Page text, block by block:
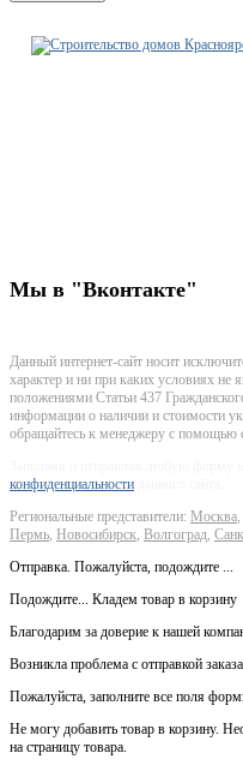
Мы в "Вконтакте"
Данный интернет-сайт носит
характер и ни при каких условиях не
положениями Статьи 437
информации о наличии и стоимости
обращайтесь к менеджеру с помощью
конфиденциальности
Региональные представители: Москва,
Пермь, Новосибирск, Волгоград,
Отправка. Пожалуйста, подождите ...
Подождите... Кладем товар в корзину
Благодарим за доверие к нашей
Возникла проблема с отправкой
Пожалуйста, заполните все поля
Не могу добавить товар в корзину.
на страницу товара.